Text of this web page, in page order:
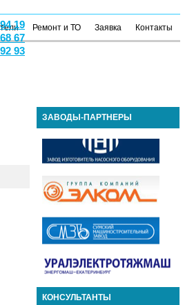
19
67
93
Ремонт и ТО Заявка Контакты
ЗАВОДЫ-ПАРТНЕРЫ
КОНСУЛЬТАНТЫ